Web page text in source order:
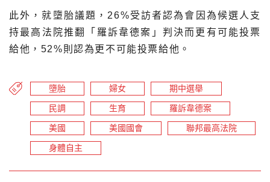
此外，就墮胎議題，26%受訪者認為會因為候選人支
持最高法院推翻「羅訴韋德案」判決而更有可能投票
給他，52%則認為更不可能投票給他。
墮胎 婦女 期中選舉
民調 生育 羅訴韋德案
美國 美國國會 聯邦最高法院
身體自主